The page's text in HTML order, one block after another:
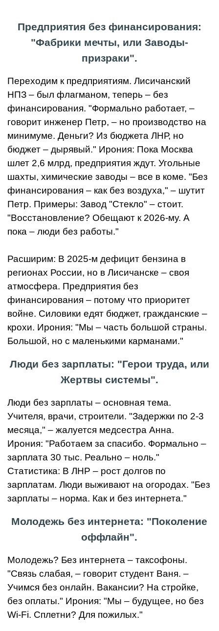
Предприятия без финансирования:
"Фабрики мечты, или Заводы-
призраки".
Переходим к предприятиям. Лисичанский
НПЗ – был флагманом, теперь – без
финансирования. "Формально работает, –
говорит инженер Петр, – но производство на
минимуме. Деньги? Из бюджета ЛНР, но
бюджет – дырявый." Ирония: Пока Москва
шлет 2,6 млрд, предприятия ждут. Угольные
шахты, химические заводы – все в коме. "Без
финансирования – как без воздуха," – шутит
Петр. Примеры: Завод "Стекло" – стоит.
"Восстановление? Обещают к 2026-му. А
пока – люди без работы."
Расширим: В 2025-м дефицит бензина в
регионах России, но в Лисичанске – своя
атмосфера. Предприятия без
финансирования – потому что приоритет
войне. Силовики едят бюджет, гражданские –
крохи. Ирония: "Мы – часть большой страны.
Большой, но с маленькими карманами."
Люди без зарплаты: "Герои труда, или
Жертвы системы".
Люди без зарплаты – основная тема.
Учителя, врачи, строители. "Задержки по 2-3
месяца," – жалуется медсестра Анна.
Ирония: "Работаем за спасибо. Формально –
зарплата 30 тыс. Реально – ноль."
Статистика: В ЛНР – рост долгов по
зарплатам. Люди выживают на огородах. "Без
зарплаты – норма. Как и без интернета."
Молодежь без интернета: "Поколение
оффлайн".
Молодежь? Без интернета – таксофоны.
"Связь слабая, – говорит студент Ваня. –
Учимся без онлайн. Вакансии? На стройке,
без оплаты." Ирония: "Мы – будущее, но без
Wi-Fi. Сплетни? Для пожилых."